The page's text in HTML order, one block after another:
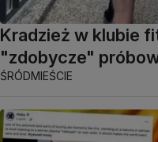
Kradzież w klubie
"zdobycze"
ŚRÓDMIEŚCIE